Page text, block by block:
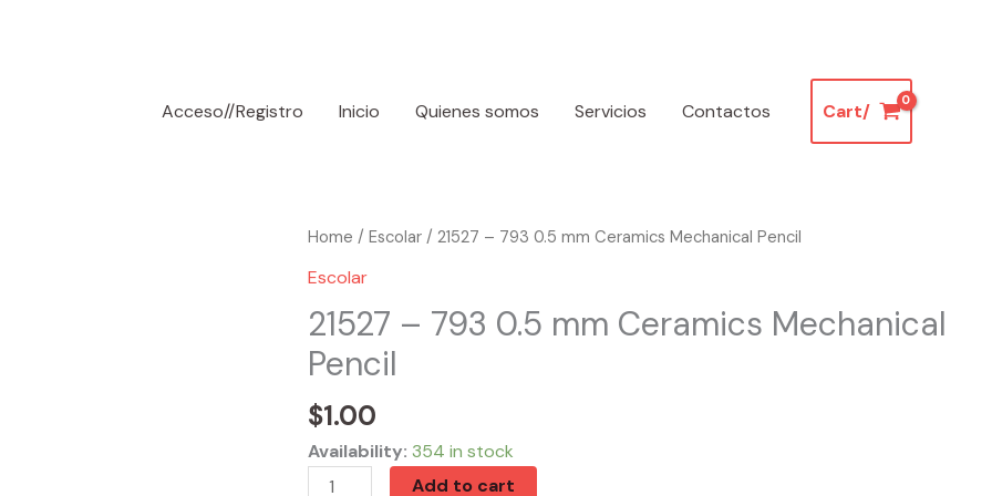
Acceso//Registro
Inicio Quienes somos Servicios Contactos Cart/
Home / Escolar/ 21527 – 793 0.5 mm Ceramics Mechanical Pencil
Escolar
21527 – 793 0.5 mm Ceramics Mechanical
Pencil
$1.00
Availability: 354 in stock
21527
-
0.5
mm
Mechanical
Pencil
quantity
Add to cart